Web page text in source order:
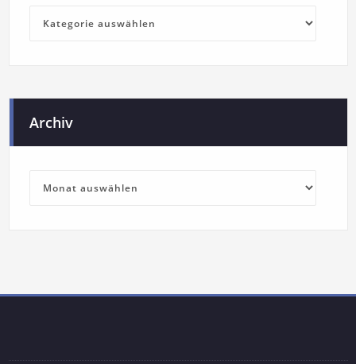
Archiv